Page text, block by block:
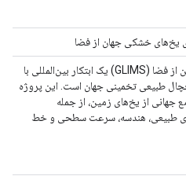
اندازه‌گیری‌های جهانی یخ زمین از فضا (GLIMS) یک ابتکار بین‌المللی با
بررسی مکرر ۲۰۰۰۰۰ یخچال طبیعی تخمینی جهان است. این پروژه
جهانی از یخ‌های زمین، از جمله
طبیعی، هندسه، سرعت سطحی و خط